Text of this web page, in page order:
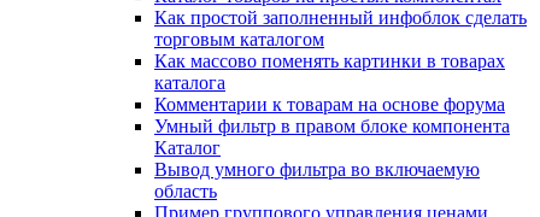
Как простой заполненный инфоблок сделать
торговым каталогом
Как массово поменять картинки в товарах
каталога
Комментарии к товарам на основе форума
Умный фильтр в правом блоке компонента
Каталог
Вывод умного фильтра во включаемую
область
Пример группового управления ценами